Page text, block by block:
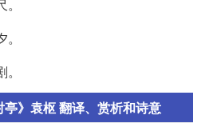
亭》袁枢 翻译、赏析和诗意